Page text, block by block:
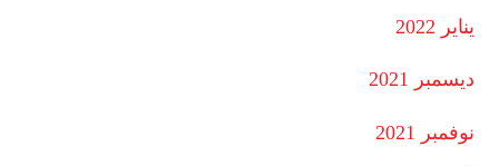
يناير 2022
ديسمبر 2021
نوفمبر 2021